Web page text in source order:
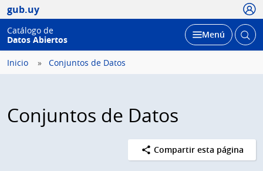
gub.uy
Catálogo de
Datos Abiertos
Desplegar
Menú Abrir
Inicio Conjuntos de Datos
Conjuntos de Datos
Compartir esta página